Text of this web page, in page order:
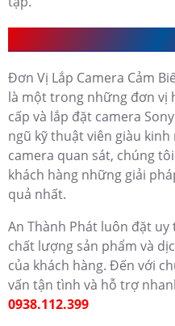
Đơn Vị Lắp Camera Cảm
là một trong những đơn vị
cấp và lắp đặt camera
ngũ kỹ thuật viên giàu
camera quan sát, chúng
khách hàng những giải
quả nhất.
An Thành Phát luôn đặt
chất lượng sản phẩm và
của khách hàng. Đến với
vấn tận tình và hỗ trợ
0938.112.399